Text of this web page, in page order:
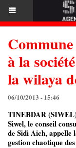
à la
la wilaya
06/10/2013 - 15:46
TINEBDAR
Siwel, le conseil
de Sidi Aich, appelle
gestion chaotique